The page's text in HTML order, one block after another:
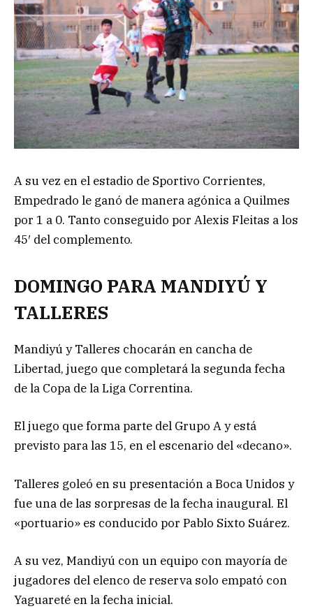
A su vez en el estadio de Sportivo Corrientes,
Empedrado le ganó de manera agónica a Quilmes
por 1 a 0. Tanto conseguido por Alexis Fleitas a los
45′ del complemento.
DOMINGO PARA MANDIYÚ Y
TALLERES
Mandiyú y Talleres chocarán en cancha de
Libertad, juego que completará la segunda fecha
de la Copa de la Liga Correntina.
El juego que forma parte del Grupo A y está
previsto para las 15, en el escenario del «decano».
Talleres goleó en su presentación a Boca Unidos y
fue una de las sorpresas de la fecha inaugural. El
«portuario» es conducido por Pablo Sixto Suárez.
A su vez, Mandiyú con un equipo con mayoría de
jugadores del elenco de reserva solo empató con
Yaguareté en la fecha inicial.